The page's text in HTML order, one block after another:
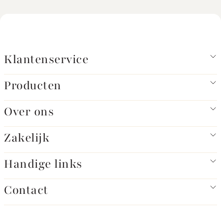
geregeld uw verwachtingen van onze service en de
producten. Vervolgens implementeren we de
mogelijke verbeteringen om onze
Voor alle artikelen die je bij ons koopt, geldt de
wettelijke garantie. Wettelijke garantie wil zeggen
dat een product datgene is of moet doen wat de
consument er in alle redelijkheid van mag
verwachten. De fabrieksgarantie die we afgeven
doet niets af aan de wettelijke garantie.
Contactgegevens
Klantenservice
Producten
Over ons
Zakelijk
Handige links
Contact